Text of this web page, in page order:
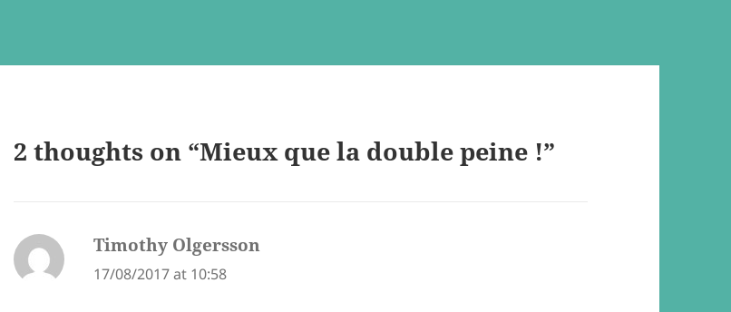
2 thoughts on “Mieux que la double peine !”
Timothy Olgersson
17/08/2017 at 10:58